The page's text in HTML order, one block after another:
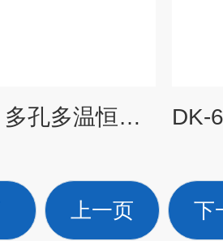
DK-6D（S）多孔多温恒温水浴报价
上一页 下